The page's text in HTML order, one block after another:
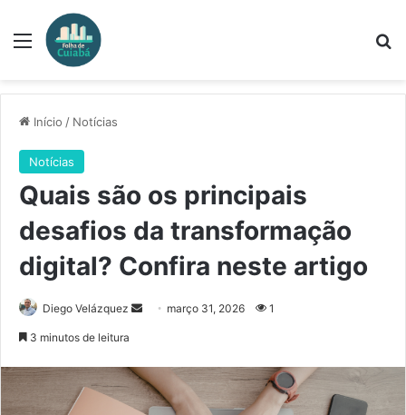
Menu
Início / Notícias
Notícias
Quais são os principais
desafios da transformação
digital? Confira neste artigo
Diego Velázquez
Mande
mail
março 31, 2026 1
3 minutos de leitura